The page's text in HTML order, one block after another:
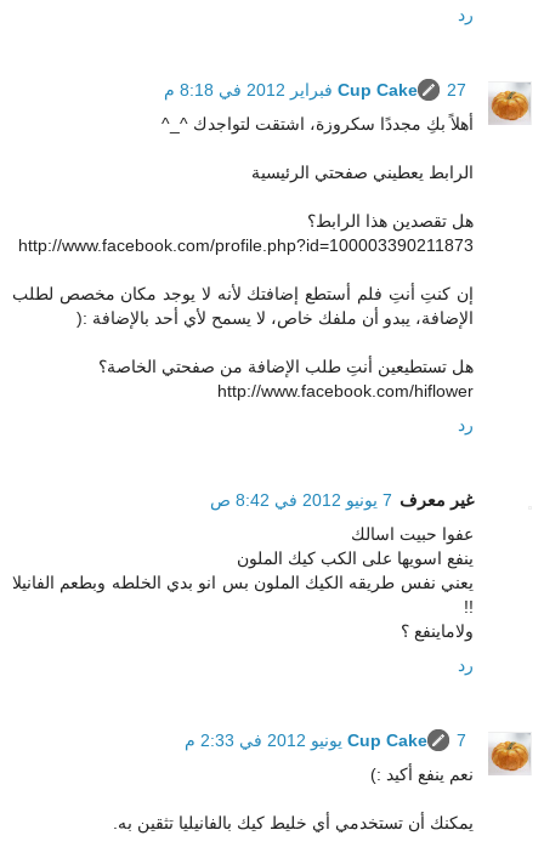
رد
Cup Cake
27 فبراير 2012 في 8:18 م
أهلاً بكِ مجددًا سكروزة، اشتقت لتواجدك ^_^
الرابط يعطيني صفحتي الرئيسية
هل تقصدين هذا الرابط؟
http://www.facebook.com/profile.php?id=100003390211873
إن كنتِ أنتِ فلم أستطع إضافتك لأنه لا يوجد مكان مخصص لطلب
الإضافة، يبدو أن ملفك خاص، لا يسمح لأي أحد بالإضافة :(
هل تستطيعين أنتِ طلب الإضافة من صفحتي الخاصة؟
http://www.facebook.com/hiflower
رد
غير معرف 7 يونيو 2012 في 8:42 ص
عفوا حبيت اسالك
ينفع اسويها على الكب كيك الملون
يعني نفس طريقه الكيك الملون بس انو بدي الخلطه وبطعم الفانيلا
!!
ولاماينفع ؟
رد
Cup Cake
7 يونيو 2012 في 2:33 م
نعم ينفع أكيد :)
يمكنك أن تستخدمي أي خليط كيك بالفانيليا تثقين به.